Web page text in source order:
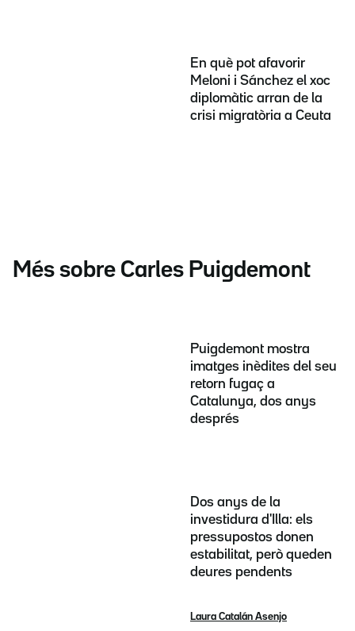
En què pot afavorir
Meloni i Sánchez el xoc
diplomàtic arran de la
crisi migratòria a Ceuta
Més sobre Carles Puigdemont
Puigdemont mostra
imatges inèdites del seu
retorn fugaç a
Catalunya, dos anys
després
Dos anys de la
investidura d'Illa: els
pressupostos donen
estabilitat, però queden
deures pendents
Laura Catalán Asenjo